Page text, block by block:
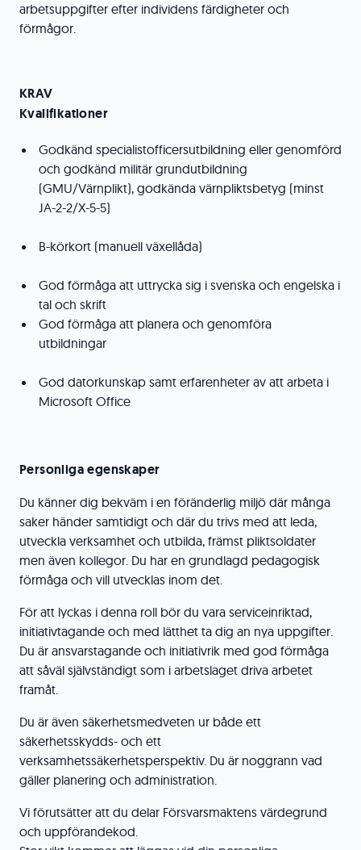
arbetsuppgifter efter individens färdigheter och
förmågor.
KRAV
Kvalifikationer
Godkänd specialistofficersutbildning eller genomförd
och godkänd militär grundutbildning
(GMU/Värnplikt), godkända värnpliktsbetyg (minst
JA-2-2/X-5-5)
B-körkort (manuell växellåda)
God förmåga att uttrycka sig i svenska och engelska i
tal och skrift
God förmåga att planera och genomföra
utbildningar
God datorkunskap samt erfarenheter av att arbeta i
Microsoft Office
Personliga egenskaper
Du känner dig bekväm i en föränderlig miljö där många
saker händer samtidigt och där du trivs med att leda,
utveckla verksamhet och utbilda, främst pliktsoldater
men även kollegor. Du har en grundlagd pedagogisk
förmåga och vill utvecklas inom det.
För att lyckas i denna roll bör du vara serviceinriktad,
initiativtagande och med lätthet ta dig an nya uppgifter.
Du är ansvarstagande och initiativrik med god förmåga
att såväl självständigt som i arbetslaget driva arbetet
framåt.
Du är även säkerhetsmedveten ur både ett
säkerhetsskydds- och ett
verksamhetssäkerhetsperspektiv. Du är noggrann vad
gäller planering och administration.
Vi förutsätter att du delar Försvarsmaktens värdegrund
och uppförandekod.